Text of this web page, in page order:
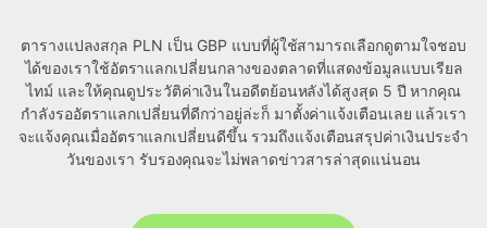
ตารางแปลงสกุล PLN เป็น GBP แบบที่ผู้ใช้สามารถเลือกดูตามใจชอบ
ได้ของเราใช้อัตราแลกเปลี่ยนกลางของตลาดที่แสดงข้อมูลแบบเรียล
ไทม์ และให้คุณดูประวัติค่าเงินในอดีตย้อนหลังได้สูงสุด 5 ปี หากคุณ
กำลังรออัตราแลกเปลี่ยนที่ดีกว่าอยู่ล่ะก็ มาตั้งค่าแจ้งเตือนเลย แล้วเรา
จะแจ้งคุณเมื่ออัตราแลกเปลี่ยนดีขึ้น รวมถึงแจ้งเตือนสรุปค่าเงินประจำ
วันของเรา รับรองคุณจะไม่พลาดข่าวสารล่าสุดแน่นอน